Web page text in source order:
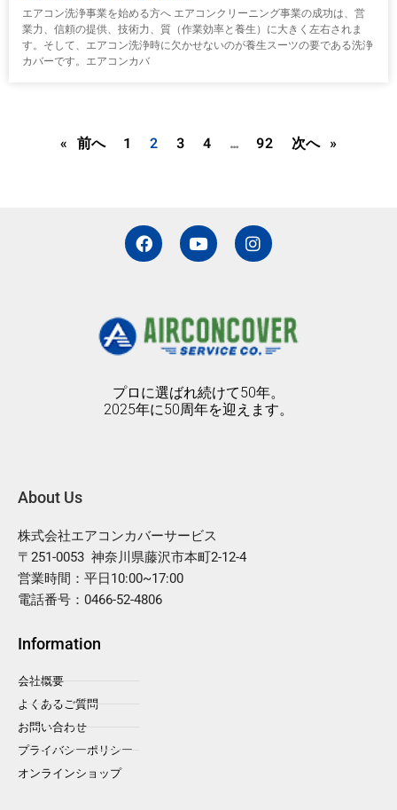
エアコン洗浄事業を始める方へ エアコンクリーニング事業の成功は、営
業力、信頼の提供、技術力、質（作業効率と養生）に大きく左右されま
す。そして、エアコン洗浄時に欠かせないのが養生スーツの要である洗浄
カバーです。エアコンカバ
« 前へ 1 2 3 4 … 92 次へ »
F
a
c
o
o
k
Y
o
u
b
e
I
n
s
g
r
a
プロに選ばれ続けて50年。
2025年に50周年を迎えます。
About Us
株式会社エアコンカバーサービス
〒251-0053 神奈川県藤沢市本町2-12-4
営業時間：平日10:00~17:00
電話番号：0466-52-4806
Information
会社概要
よくあるご質問
お問い合わせ
プライバシーポリシー
オンラインショップ